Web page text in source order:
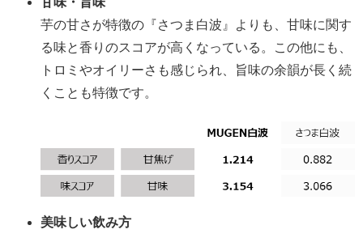
芋の甘さが特徴の『さつま白波』よりも、甘味に関す
る味と香りのスコアが高くなっている。この他にも、
トロミやオイリーさも感じられ、旨味の余韻が長く続
くことも特徴です。
美味しい飲み方